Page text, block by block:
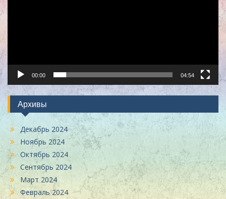
00:00 04:54
Архивы
Декабрь 2024
Ноябрь 2024
Октябрь 2024
Сентябрь 2024
Март 2024
Февраль 2024